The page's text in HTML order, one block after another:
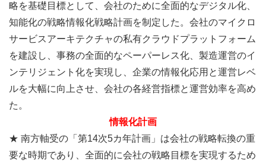
略を基礎目標として、会社のために全面的なデジタル化、
知能化の戦略情報化戦略計画を制定した。会社のマイクロ
サービスアーキテクチャの私有クラウドプラットフォーム
を建設し、事務の全面的なペーパーレス化、製造運営のイ
ンテリジェント化を実現し、企業の情報化応用と運営レベ
ルを大幅に向上させ、会社の各経営指標と運営効率を高め
た。
情報化計画
★ 南方軸受の「第14次5カ年計画」は会社の戦略転換の重
要な時期であり、全面的に会社の戦略目標を実現するため